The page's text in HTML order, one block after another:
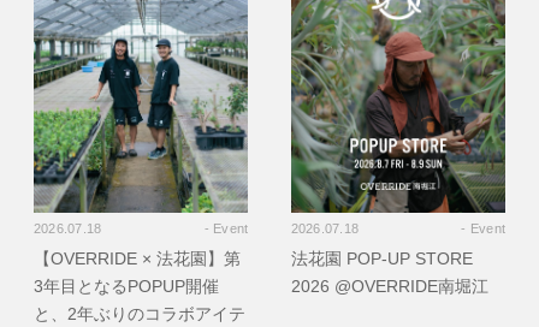
2026.07.18 - Event
【OVERRIDE × 法花園】第
3年目となるPOPUP開催
と、2年ぶりのコラボアイテ
2026.07.18 - Event
法花園 POP-UP STORE
2026 @OVERRIDE南堀江